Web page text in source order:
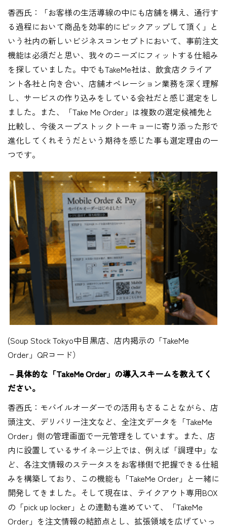
香西氏：「お客様の生活導線の中にも店舗を構え、通行す
る過程において商品を効率的にピックアップして頂く」と
いう社内の新しいビジネスコンセプトにおいて、事前注文
機能は必須だと思い、我々のニーズにフィットする仕組み
を探していました。中でもTakeMe社は、飲食店クライア
ント各社と向き合い、店舗オペレーション業務を深く理解
し、サービスの作り込みをしている会社だと感じ選定をし
ました。また、「Take Me Order」は複数の選定候補先と
比較し、今後スープストックトーキョーに寄り添った形で
進化してくれそうだという期待を感じた事も選定理由の一
つです。
(Soup Stock Tokyo中目黒店、店内掲示の「TakeMe
Order」QRコード）
－具体的な「TakeMe Order」の導入スキームを教えてく
ださい。
香西氏：モバイルオーダーでの活用もさることながら、店
頭注文、デリバリー注文など、全注文データを「TakeMe
Order」側の管理画面で一元管理をしています。また、店
内に設置しているサイネージ上では、例えば「調理中」な
ど、各注文情報のステータスをお客様側で把握できる仕組
みを構築しており、この機能も「TakeMe Order」と一緒に
開発してきました。そして現在は、テイクアウト専用BOX
の「pick up locker」との連動も進めていて、「TakeMe
Order」を注文情報の結節点とし、拡張領域を広げていっ